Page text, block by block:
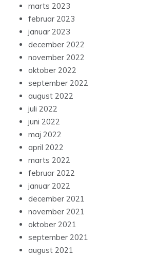
marts 2023
februar 2023
januar 2023
december 2022
november 2022
oktober 2022
september 2022
august 2022
juli 2022
juni 2022
maj 2022
april 2022
marts 2022
februar 2022
januar 2022
december 2021
november 2021
oktober 2021
september 2021
august 2021